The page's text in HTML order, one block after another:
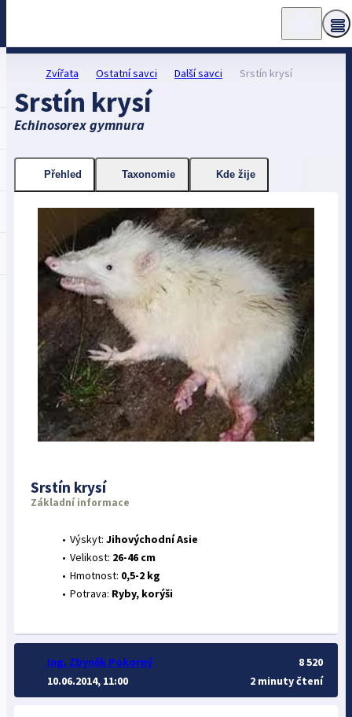
Zvířata Ostatní savci Další savci Srstín krysí
Srstín krysí
Echinosorex gymnura
Přehled Taxonomie Kde žije
Srstín krysí
Základní informace
Výskyt: Jihovýchodní Asie
Velikost: 26-46 cm
Hmotnost: 0,5-2 kg
Potrava: Ryby, korýši
Ing. Zbyněk Pokorný
10.06.2014, 11:00
8 520
2 minuty čtení